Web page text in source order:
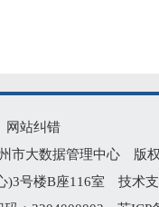
网站纠错
市大数据管理中心 版
)3号楼B座116室 技术